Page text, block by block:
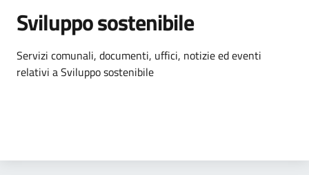
Sviluppo sostenibile
Dettagli dell'argomento
Servizi comunali, documenti, uffici, notizie ed eventi
relativi a Sviluppo sostenibile